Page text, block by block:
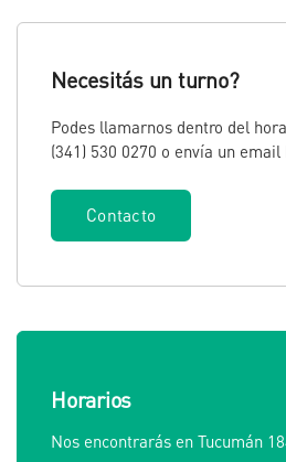
Necesitás un turno?
Podes llamarnos dentro del
(341) 530 0270 o envía un
Contacto
Horarios
Nos encontrarás en Tucumán